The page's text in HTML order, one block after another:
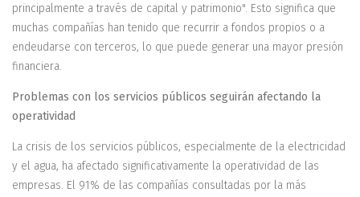
principalmente a través de capital y patrimonio". Esto significa que
muchas compañías han tenido que recurrir a fondos propios o a
endeudarse con terceros, lo que puede generar una mayor presión
financiera.
Problemas con los servicios públicos seguirán afectando la
operatividad
La crisis de los servicios públicos, especialmente de la electricidad
y el agua, ha afectado significativamente la operatividad de las
empresas. El 91% de las compañías consultadas por la más